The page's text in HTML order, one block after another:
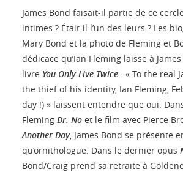
James Bond faisait-il partie de ce
intimes ? Était-il l’un des leurs ? Les
Mary Bond et la photo de Fleming et
dédicace qu’Ian Fleming laisse à
livre You Only Live Twice : « To the real
the thief of his identity, Ian Fleming,
day !) » laissent entendre que oui.
Fleming Dr. No et le film avec Pierce
Another Day, James Bond se présente
qu’ornithologue. Dans le dernier opus
Bond/Craig prend sa retraite à